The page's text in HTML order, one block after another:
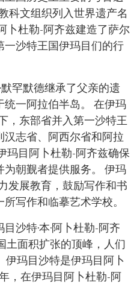
科文组织列入世界遗产名
卜杜勒-阿齐兹建造了萨尔
一沙特王国伊玛目们的行
默罕默德继承了父亲的遗
一阿拉伯半岛。 在伊玛
，东部省并入第一沙特王
汉志省、阿西尔省和阿拉
玛目阿卜杜勒-阿齐兹确保
朝觐者提供服务。 伊玛
发展教育，鼓励写作和书
写作和临摹艺术学校。
沙特·本·阿卜杜勒-阿齐
土面积扩张的顶峰，人们
伊玛目沙特是伊玛目阿卜
，在伊玛目阿卜杜勒-阿